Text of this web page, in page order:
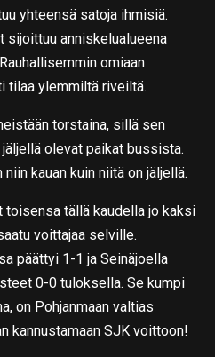
yhteensä satoja ihmisiä.
sijoittuu anniskelualueena
omiaan
tilaa ylemmiltä riveiltä.
torstaina, sillä sen
olevat paikat bussista.
kauan kuin niitä on jäljellä.
toisensa tällä kaudella jo kaksi
voittajaa selville.
päättyi 1-1 ja Seinäjoella
0-0 tuloksella. Se kumpi
on Pohjanmaan valtias
kannustamaan SJK voittoon!